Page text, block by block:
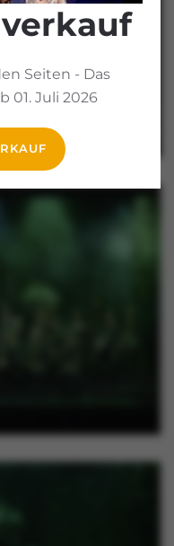
Seiten - Das
01. Juli 2026